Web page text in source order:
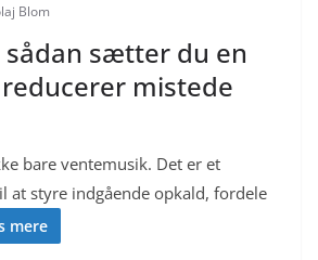
Blom
sådan sætter du en
mistede
bare ventemusik. Det er et
styre indgående opkald, fordele
mere